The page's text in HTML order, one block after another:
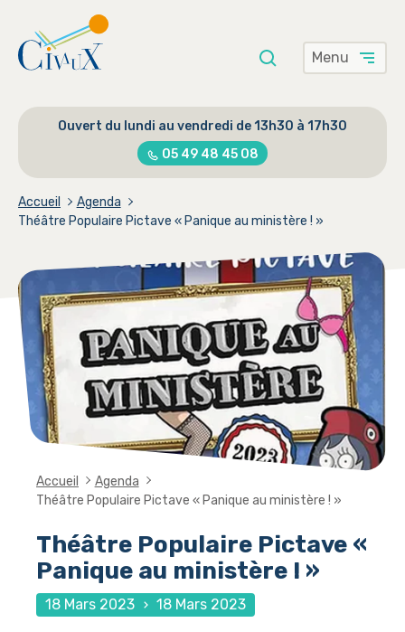
Ouvert du lundi au vendredi de 13h30 à 17h30
05 49 48 45 08
votre
recherche
Rechercher
Menu
Accueil
Agenda
Théâtre Populaire Pictave « Panique au ministère ! »
Accueil
Agenda
Théâtre Populaire Pictave « Panique au ministère ! »
Théâtre Populaire Pictave «
Panique au ministère ! »
18 Mars 2023 18 Mars 2023